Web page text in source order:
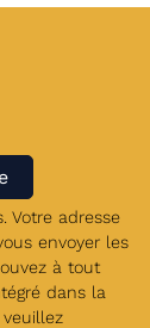
Votre adresse
envoyer les
à tout
dans la